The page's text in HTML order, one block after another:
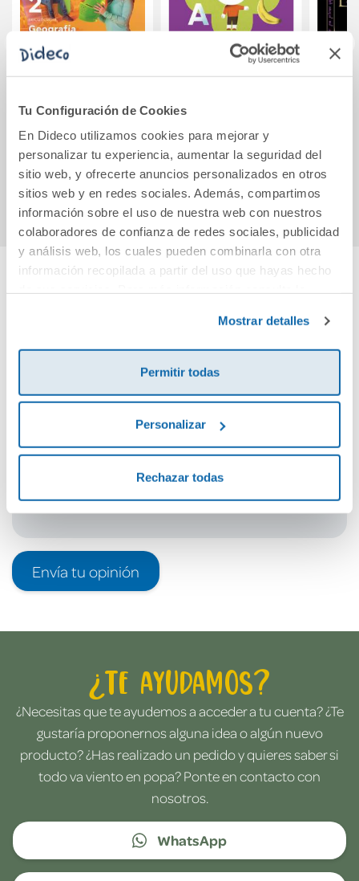
Tu Configuración de Cookies
En Dideco utilizamos cookies para mejorar y
personalizar tu experiencia, aumentar la seguridad del
sitio web, y ofrecerte anuncios personalizados en otros
sitios web y en redes sociales. Además, compartimos
información sobre el uso de nuestra web con nuestros
colaboradores de confianza de redes sociales, publicidad
y análisis web, los cuales pueden combinarla con otra
información recopilada a partir del uso que hayas hecho
Mostrar detalles
Permitir todas
Personalizar
Rechazar todas
CATÓLICA 4
42,20€
Comprar
SERIE COMUNICA
2 PRIMARIA
53,94€
Comprar
Cuéntanos tu opinión
Debes iniciar sesión para poder valorarlo
Envía tu opinión
¿Te ayudamos?
¿Necesitas que te ayudemos a acceder a tu cuenta? ¿Te
gustaría proponernos alguna idea o algún nuevo
producto? ¿Has realizado un pedido y quieres saber si
todo va viento en popa? Ponte en contacto con
nosotros.
WhatsApp